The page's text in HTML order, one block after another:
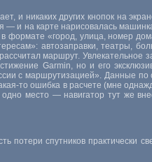
и никаких других кнопок на
— и на карте нарисовалась
«город, улица, номер
автозаправки, театры,
маршрут. Увлекательное
Garmin, но и его
с маршрутизацией». Данные по
то ошибка в расчете (мне
место — навигатор тут же
потери спутников практически